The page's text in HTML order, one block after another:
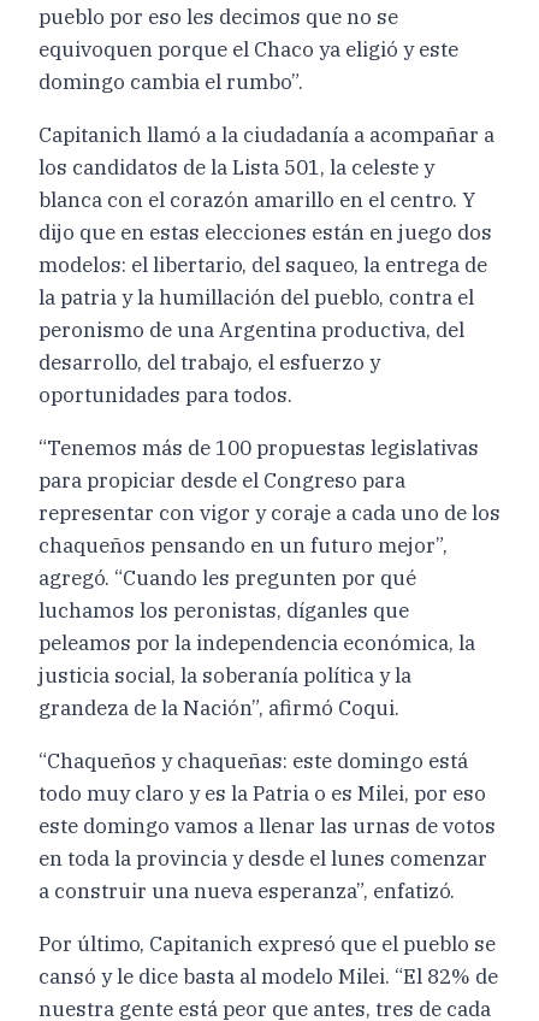
pueblo por eso les decimos que no se
equivoquen porque el Chaco ya eligió y este
domingo cambia el rumbo”.
Capitanich llamó a la ciudadanía a acompañar a
los candidatos de la Lista 501, la celeste y
blanca con el corazón amarillo en el centro. Y
dijo que en estas elecciones están en juego dos
modelos: el libertario, del saqueo, la entrega de
la patria y la humillación del pueblo, contra el
peronismo de una Argentina productiva, del
desarrollo, del trabajo, el esfuerzo y
oportunidades para todos.
“Tenemos más de 100 propuestas legislativas
para propiciar desde el Congreso para
representar con vigor y coraje a cada uno de los
chaqueños pensando en un futuro mejor”,
agregó. “Cuando les pregunten por qué
luchamos los peronistas, díganles que
peleamos por la independencia económica, la
justicia social, la soberanía política y la
grandeza de la Nación”, afirmó Coqui.
“Chaqueños y chaqueñas: este domingo está
todo muy claro y es la Patria o es Milei, por eso
este domingo vamos a llenar las urnas de votos
en toda la provincia y desde el lunes comenzar
a construir una nueva esperanza”, enfatizó.
Por último, Capitanich expresó que el pueblo se
cansó y le dice basta al modelo Milei. “El 82% de
nuestra gente está peor que antes, tres de cada